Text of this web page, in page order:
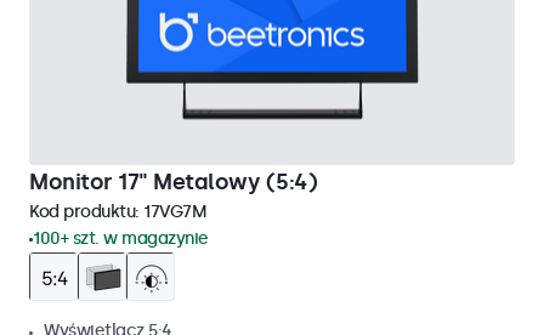
Monitor 17" Metalowy (5:4)
Kod produktu: 17VG7M
100+ szt. w magazynie
Wyświetlacz 5:4